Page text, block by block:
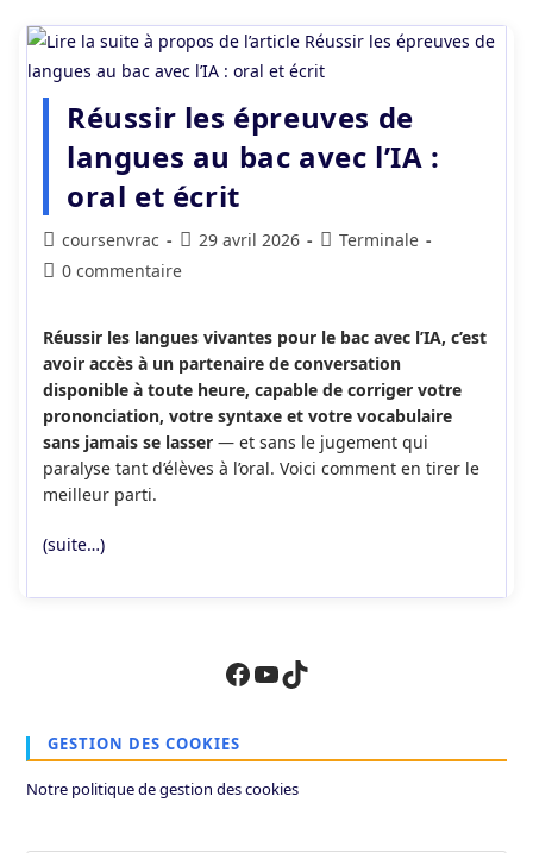
Réussir les épreuves de
langues au bac avec l’IA :
oral et écrit
Auteur/autrice
de
coursenvrac
Publication
publiée :
29 avril 2026
PostTerminale
Commentaires
publication :
0 commentaire
Réussir les langues vivantes pour le bac avec l’IA, c’est
avoir accès à un partenaire de conversation
disponible à toute heure, capable de corriger votre
prononciation, votre syntaxe et votre vocabulaire
sans jamais se lasser— et sans le jugement qui
paralyse tant d’élèves à l’oral. Voici comment en tirer le
meilleur parti.
(suite…)
Facebook
YouTube
TikTok
GESTION DES COOKIES
Notre politique de gestion des cookies